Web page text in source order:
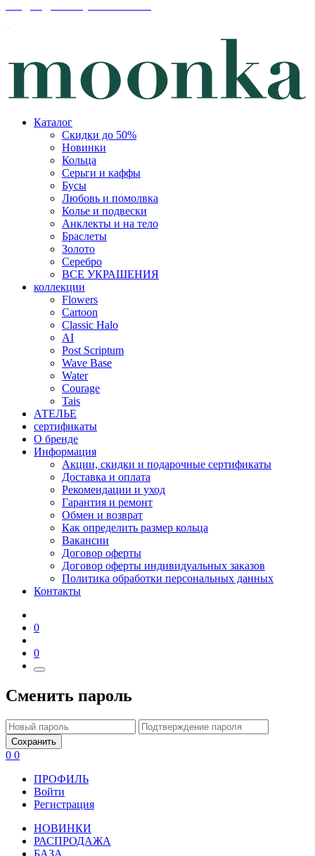
Каталог
Скидки до 50%
Новинки
Кольца
Серьги и каффы
Бусы
Любовь и помолвка
Колье и подвески
Анклекты и на тело
Браслеты
Золото
Серебро
ВСЕ УКРАШЕНИЯ
коллекции
Flowers
Cartoon
Classic Halo
AI
Post Scriptum
Wave Base
Water
Courage
Tais
АТЕЛЬЕ
сертификаты
О бренде
Информация
Акции, скидки и подарочные сертификаты
Доставка и оплата
Рекомендации и уход
Гарантия и ремонт
Обмен и возврат
Как определить размер кольца
Вакансии
Договор оферты
Договор оферты индивидуальных заказов
Политика обработки персональных данных
Контакты
0
0
Сменить пароль
Сохранить
0 0
ПРОФИЛЬ
Войти
Регистрация
НОВИНКИ
РАСПРОДАЖА
БАЗА